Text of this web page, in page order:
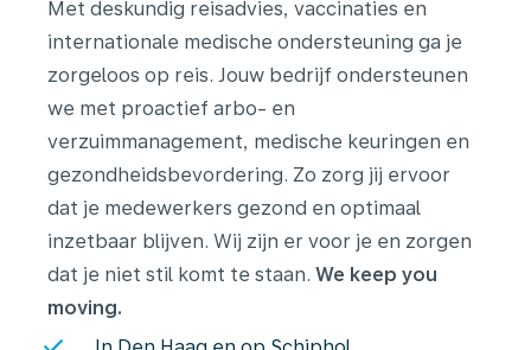
Met deskundig reisadvies, vaccinaties en
internationale medische ondersteuning ga je
zorgeloos op reis. Jouw bedrijf ondersteunen
we met proactief arbo- en
verzuimmanagement, medische keuringen en
gezondheidsbevordering. Zo zorg jij ervoor
dat je medewerkers gezond en optimaal
inzetbaar blijven. Wij zijn er voor je en zorgen
dat je niet stil komt te staan. We keep you
moving.